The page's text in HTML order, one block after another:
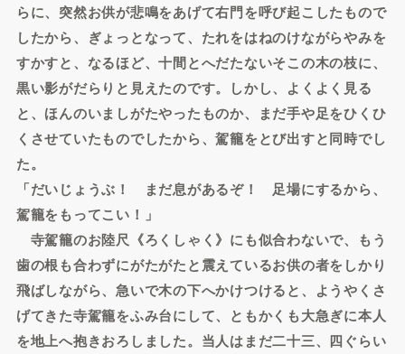
らに、突然お供が悲鳴をあげて右門を呼び起こしたもので
したから、ぎょっとなって、たれをはねのけながらやみを
すかすと、なるほど、十間とへだたないそこの木の枝に、
黒い影がだらりと見えたのです。しかし、よくよく見る
と、ほんのいましがたやったものか、まだ手や足をひくひ
くさせていたものでしたから、駕籠をとび出すと同時でし
た。
「だいじょうぶ！ まだ息があるぞ！ 足場にするから、
駕籠をもってこい！」
寺駕籠のお陸尺《ろくしゃく》にも似合わないで、もう
歯の根も合わずにがたがたと震えているお供の者をしかり
飛ばしながら、急いで木の下へかけつけると、ようやくさ
げてきた寺駕籠をふみ台にして、ともかくも大急ぎに本人
を地上へ抱きおろしました。当人はまだ二十三、四ぐらい